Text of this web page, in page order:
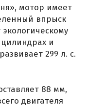
мотор имеет
впрыск
экологическому
и
299 л. с.
88 мм,
двигателя